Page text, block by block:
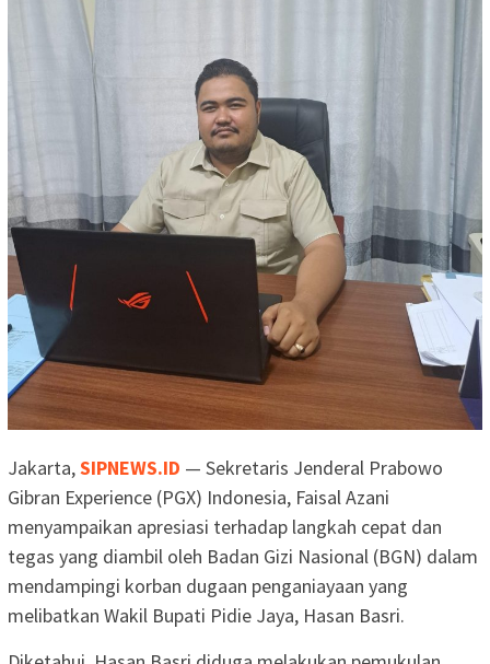
Jakarta,SIPNEWS.ID — Sekretaris Jenderal Prabowo
Gibran Experience (PGX) Indonesia, Faisal Azani
menyampaikan apresiasi terhadap langkah cepat dan
tegas yang diambil oleh Badan Gizi Nasional (BGN) dalam
mendampingi korban dugaan penganiayaan yang
melibatkan Wakil Bupati Pidie Jaya, Hasan Basri.